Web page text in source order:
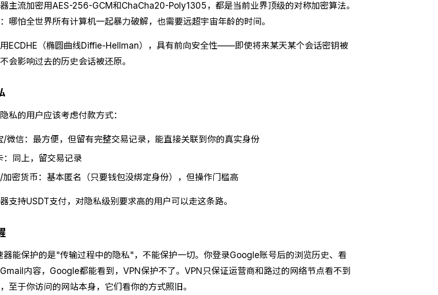
主流加密用AES-256-GCM和ChaCha20-Poly1305，都是当前业界顶级的对称加密算法。
哪怕全世界所有计算机一起暴力破解，也需要远超宇宙年龄的时间。
ECDHE（椭圆曲线Diffie-Hellman），具有前向安全性——即使将来某天某个会话密钥被
会影响过去的历史会话被还原。
私的用户应该考虑付款方式：
/微信：最方便，但留有完整交易记录，能直接关联到你的真实身份
：同上，留交易记录
加密货币：基本匿名（只要钱包没绑定身份），但操作门槛高
支持USDT支付，对隐私级别要求高的用户可以走这条路。
器能保护的是"传输过程中的隐私"，不能保护一切。你登录Google账号后的浏览历史、看
内容，Google都能看到，VPN保护不了。VPN只保证运营商和路过的网络节点看不到
至于你访问的网站本身，它们看你的方式照旧。